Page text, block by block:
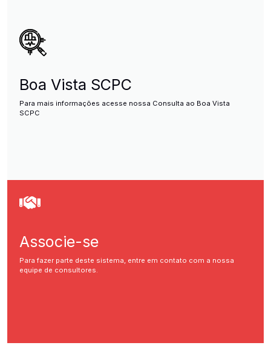
Boa Vista SCPC
Para mais informações acesse nossa Consulta ao Boa Vista
SCPC
Associe-se
Para fazer parte deste sistema, entre em contato com a nossa
equipe de consultores.